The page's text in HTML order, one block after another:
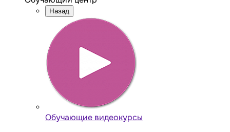
Назад
Обучающие видеокурсы